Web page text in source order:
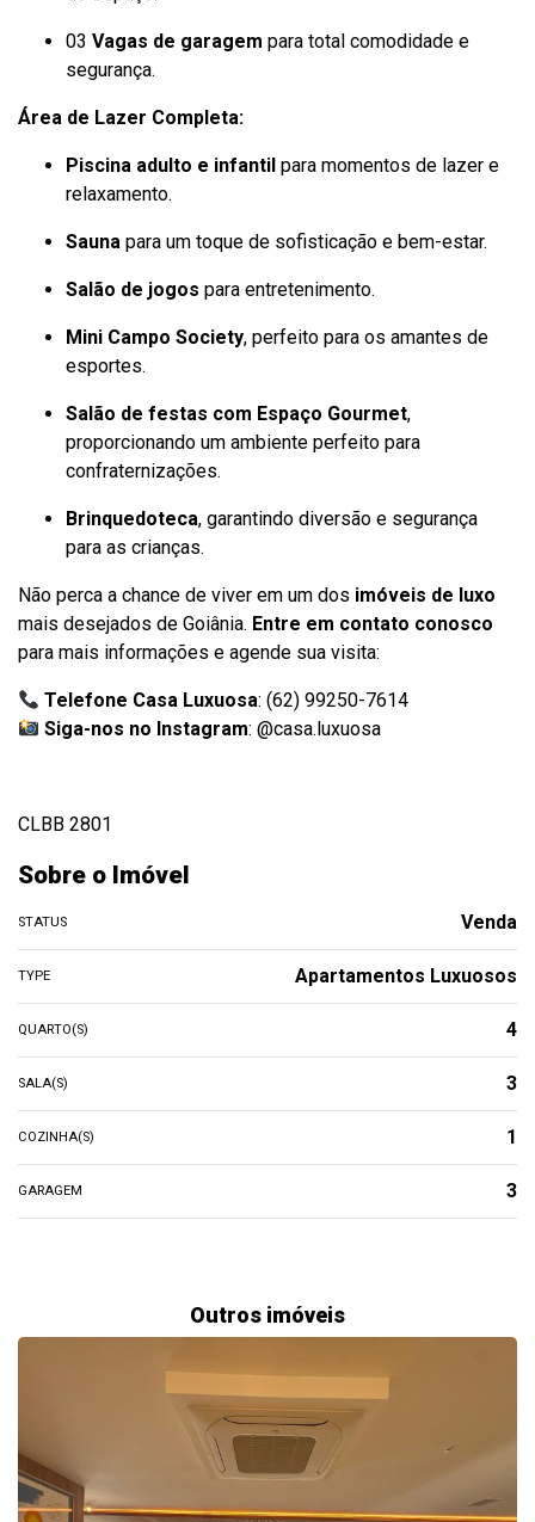
03 Vagas de garagem para total comodidade e
segurança.
Área de Lazer Completa:
Piscina adulto e infantil para momentos de lazer e
relaxamento.
Sauna para um toque de sofisticação e bem-estar.
Salão de jogos para entretenimento.
Mini Campo Society, perfeito para os amantes de
esportes.
Salão de festas com Espaço Gourmet,
proporcionando um ambiente perfeito para
confraternizações.
Brinquedoteca, garantindo diversão e segurança
para as crianças.
Não perca a chance de viver em um dos imóveis de luxo
mais desejados de Goiânia. Entre em contato conosco
para mais informações e agende sua visita:
Telefone Casa Luxuosa: (62) 99250-7614
Siga-nos no Instagram:@casa.luxuosa
CLBB 2801
Sobre o Imóvel
STATUS Venda
TYPE Apartamentos Luxuosos
QUARTO(S) 4
SALA(S) 3
COZINHA(S) 1
GARAGEM 3
Outros imóveis